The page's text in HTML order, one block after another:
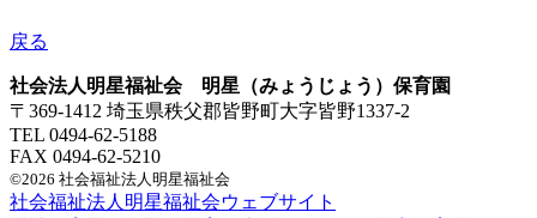
戻る
社会法人明星福祉会 明星（みょうじょう）保育園
〒369-1412 埼玉県秩父郡皆野町大字皆野1337-2
TEL 0494-62-5188
FAX 0494-62-5210
©2026 社会福祉法人明星福祉会
社会福祉法人明星福祉会ウェブサイト